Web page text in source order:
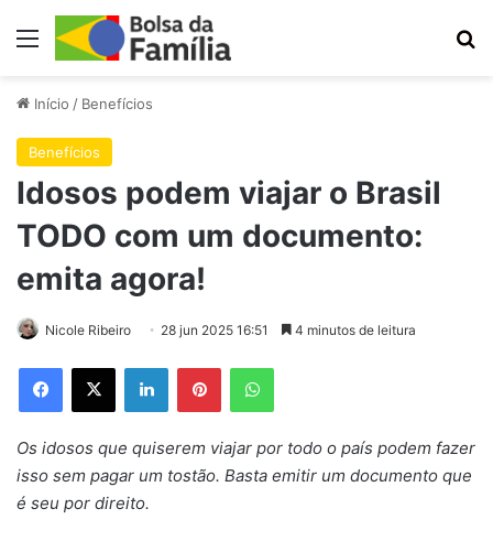
Menu
Início / Benefícios
Benefícios
Idosos podem viajar o Brasil
TODO com um documento:
emita agora!
Nicole Ribeiro 28 jun 2025 16:51 4 minutos de leitura
Facebook
X LinkedinPinterestWhatsApp
Os idosos que quiserem viajar por todo o país podem fazer
isso sem pagar um tostão. Basta emitir um documento que
é seu por direito.